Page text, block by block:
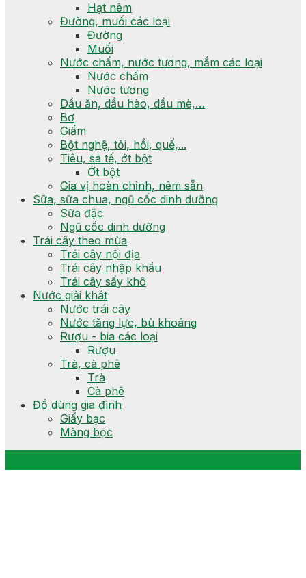
Hạt nêm
Đường, muối các loại
Đường
Muối
Nước chấm, nước tương, mắm các loại
Nước chấm
Nước tương
Dầu ăn, dầu hào, dầu mè,…
Bơ
Giấm
Bột nghệ, tỏi, hồi, quế,...
Tiêu, sa tế, ớt bột
Ớt bột
Gia vị hoàn chỉnh, nêm sẵn
Sữa, sữa chua, ngũ cốc dinh dưỡng
Sữa đặc
Ngũ cốc dinh dưỡng
Trái cây theo mùa
Trái cây nội địa
Trái cây nhập khẩu
Trái cây sấy khô
Nước giải khát
Nước trái cây
Nước tăng lực, bù khoáng
Rượu - bia các loại
Rượu
Trà, cà phê
Trà
Cà phê
Đồ dùng gia đình
Giấy bạc
Màng bọc